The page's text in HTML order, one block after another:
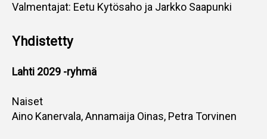
Valmentajat: Eetu Kytösaho ja Jarkko Saapunki
Yhdistetty
Lahti 2029 -ryhmä
Naiset
Aino Kanervala, Annamaija Oinas, Petra Torvinen